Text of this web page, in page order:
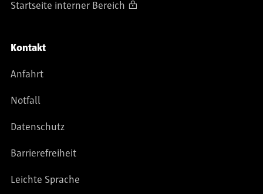
Startseite interner Bereich
Kontakt
Anfahrt
Notfall
Datenschutz
Barrierefreiheit
Leichte Sprache